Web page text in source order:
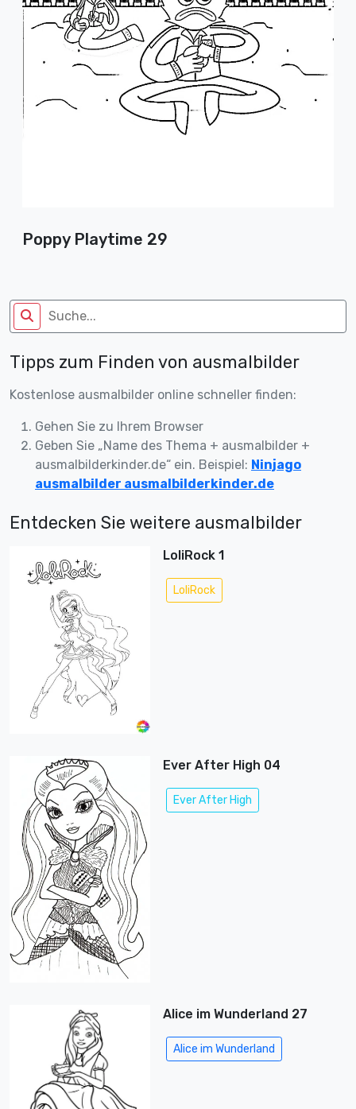
Poppy Playtime 29
Tipps zum Finden von ausmalbilder
Kostenlose ausmalbilder online schneller finden:
Gehen Sie zu Ihrem Browser
Geben Sie „Name des Thema + ausmalbilder +
ausmalbilderkinder.de“ ein. Beispiel: Ninjago
ausmalbilder ausmalbilderkinder.de
Entdecken Sie weitere ausmalbilder
LoliRock 1
LoliRock
Ever After High 04
Ever After High
Alice im Wunderland 27
Alice im Wunderland